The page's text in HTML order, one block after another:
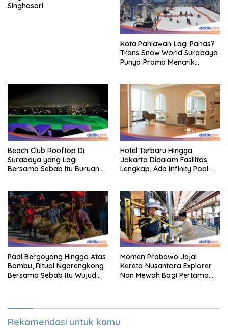
Singhasari
Kota Pahlawan Lagi Panas?
Trans Snow World Surabaya
Punya Promo Menarik
Beach Club Rooftop Di
Surabaya yang Lagi
Bersama Sebab Itu Buruan
Hotel Terbaru Hingga
Jakarta Didalam Fasilitas
Lengkap, Ada Infinity Pool-
Padi Bergoyang Hingga Atas
Bambu, Ritual Ngarengkong
Bersama Sebab Itu Wujud
Momen Prabowo Jajal
Kereta Nusantara Explorer
Nan Mewah Bagi Pertama
Rekomendasi untuk kamu